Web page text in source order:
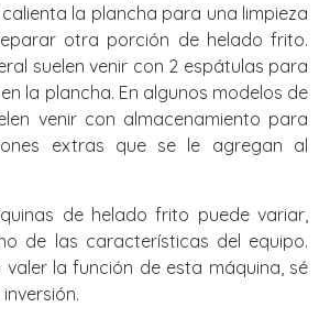
la plancha para una limpieza
otra porción de helado frito.
suelen venir con 2 espátulas para
la plancha. En algunos modelos de
venir con almacenamiento para
extras que se le agregan al
de helado frito puede variar,
de las características del equipo.
valer la función de esta máquina, sé